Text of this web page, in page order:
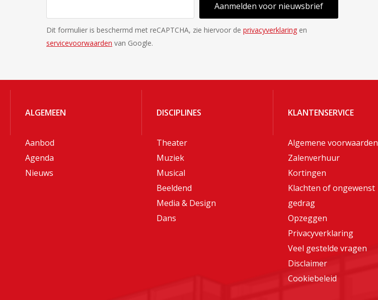
Aanmelden voor nieuwsbrief
Dit formulier is beschermd met reCAPTCHA, zie hiervoor de privacyverklaring en
servicevoorwaarden van Google.
ALGEMEEN
Aanbod
Agenda
Nieuws
DISCIPLINES
Theater
Muziek
Musical
Beeldend
Media & Design
Dans
KLANTENSERVICE
Algemene voorwaarden
Zalenverhuur
Kortingen
Klachten of ongewenst
gedrag
Opzeggen
Privacyverklaring
Veel gestelde vragen
Disclaimer
Cookiebeleid